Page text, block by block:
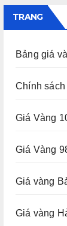
TRANG
Bảng giá
Chính sách
Giá Vàng
Giá Vàng
Giá vàng
Giá vàng